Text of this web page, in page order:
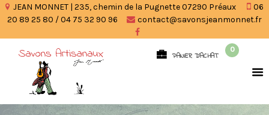
JEAN MONNET | 235, chemin de la Pugnette 07290 Préaux
06
20 89 25 80 / 04 75 32 90 96
contact@savonsjeanmonnet.fr
PANIER D'ACHAT
0